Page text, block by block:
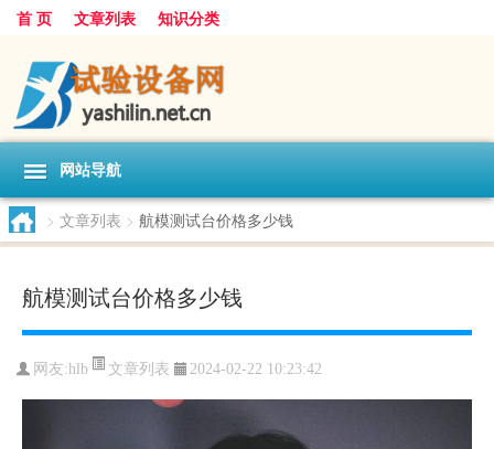
首 页 文章列表 知识分类
网站导航
> 文章列表 > 航模测试台价格多少钱
航模测试台价格多少钱
网友:hlb 文章列表 2024-02-22 10:23:42